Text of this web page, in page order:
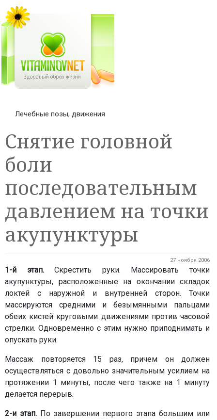
Лечебные позы, движения
Снятие головной
боли
последовательным
давлением на точки
акупунктуры
27 ноября 2006
1-й этап.Скрестить руки. Массировать точки
акупунктуры, расположенные на окончании складок
локтей с наружной и внутренней сторон. Точки
массируются средними и безымянными пальцами
обеих кистей круговыми движениями против часовой
стрелки. Одновременно с этим нужно приподнимать и
опускать руки.
Массаж повторяется 15 раз, причем он должен
осуществляться с довольно значительным усилием на
протяжении 1 минуты, после чего также на 1 минуту
делается перерыв.
2-и этап. По завершении первого этапа большим или